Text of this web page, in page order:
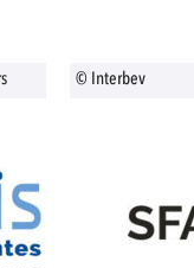
© Interbev